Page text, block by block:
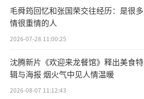
毛舜筠回忆和张国荣交往经历：是很多
情很重情的人
2026-07-28 11:00:25
沈腾新片《欢迎来龙餐馆》释出美食特
辑与海报 烟火气中见人情温暖
2026-08-07 11:12:43